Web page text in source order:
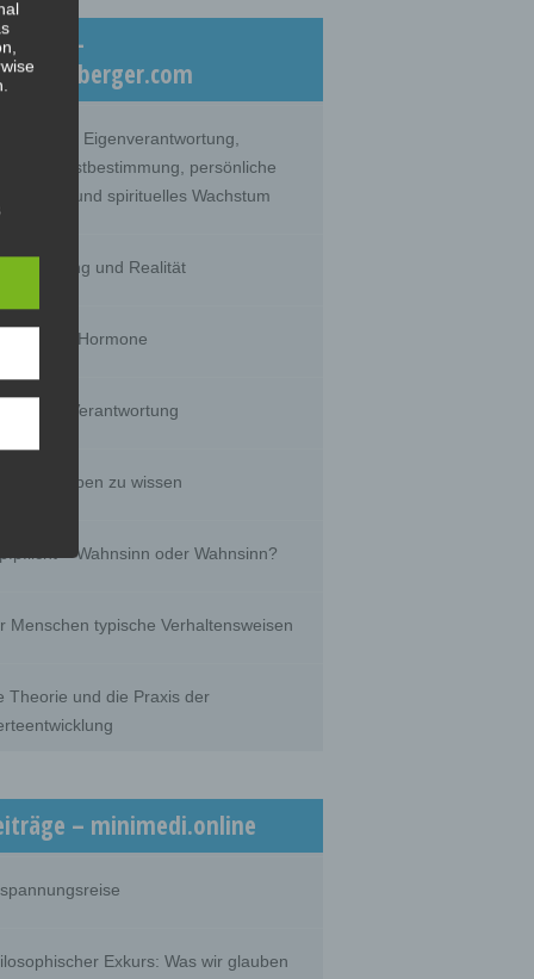
–
Eigenverantwortung,
Selbstbestimmung, persönliche
und spirituelles Wachstum
und Realität
und Hormone
und Verantwortung
wir glauben zu wissen
– Wahnsinn oder Wahnsinn?
Menschen typische Verhaltensweisen
Theorie und die Praxis der
– minimedi.online
Exkurs: Was wir glauben
use